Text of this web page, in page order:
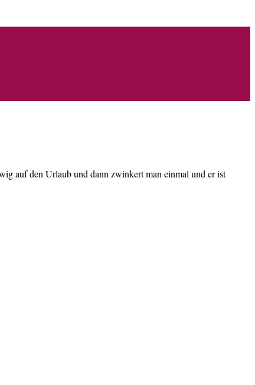
auf den Urlaub und dann zwinkert man einmal und er ist